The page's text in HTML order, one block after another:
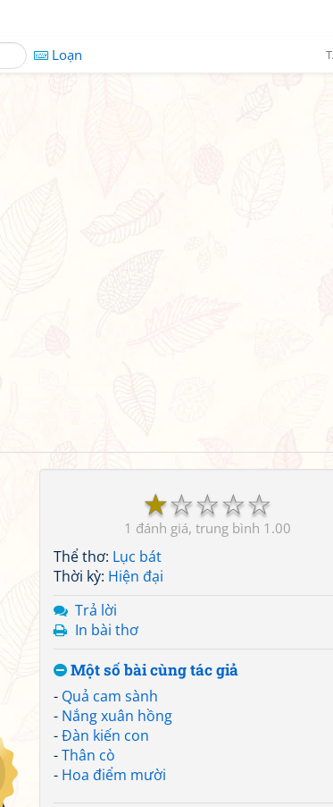
Loạn
☆
☆
☆
☆
☆
1 1.00
Thể thơ: Lục bát
Thời kỳ: Hiện đại
Trả lời
In bài thơ
Một số bài cùng tác giả
- Quả cam sành
- Nắng xuân hồng
-Đàn kiến con
-Thân cò
- Hoa điểm mười